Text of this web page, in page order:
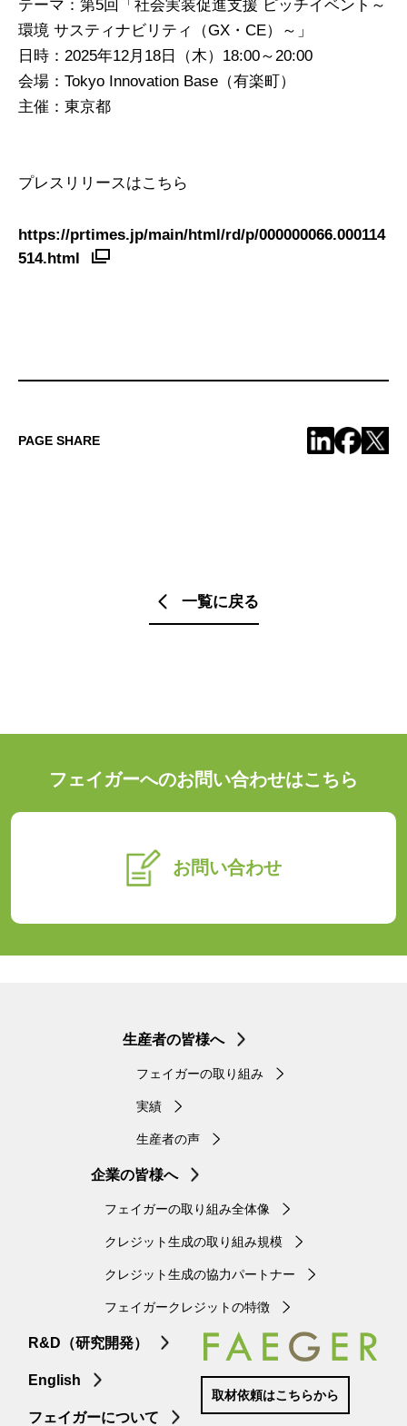
テーマ：第5回「社会実装促進支援 ピッチイベント～
環境 サスティナビリティ（GX・CE）～」
日時：2025年12月18日（木）18:00～20:00
会場：Tokyo Innovation Base（有楽町）
主催：東京都
プレスリリースはこちら
https://prtimes.jp/main/html/rd/p/000000066.000114
514.html
PAGE SHARE
一覧に戻る
フェイガーへのお問い合わせはこちら
お問い合わせ
生産者の皆様へ
フェイガーの取り組み
実績
生産者の声
企業の皆様へ
フェイガーの取り組み全体像
クレジット生成の取り組み規模
クレジット生成の協力パートナー
フェイガークレジットの特徴
R&D（研究開発）
English
フェイガーについて
取材依頼はこちらから